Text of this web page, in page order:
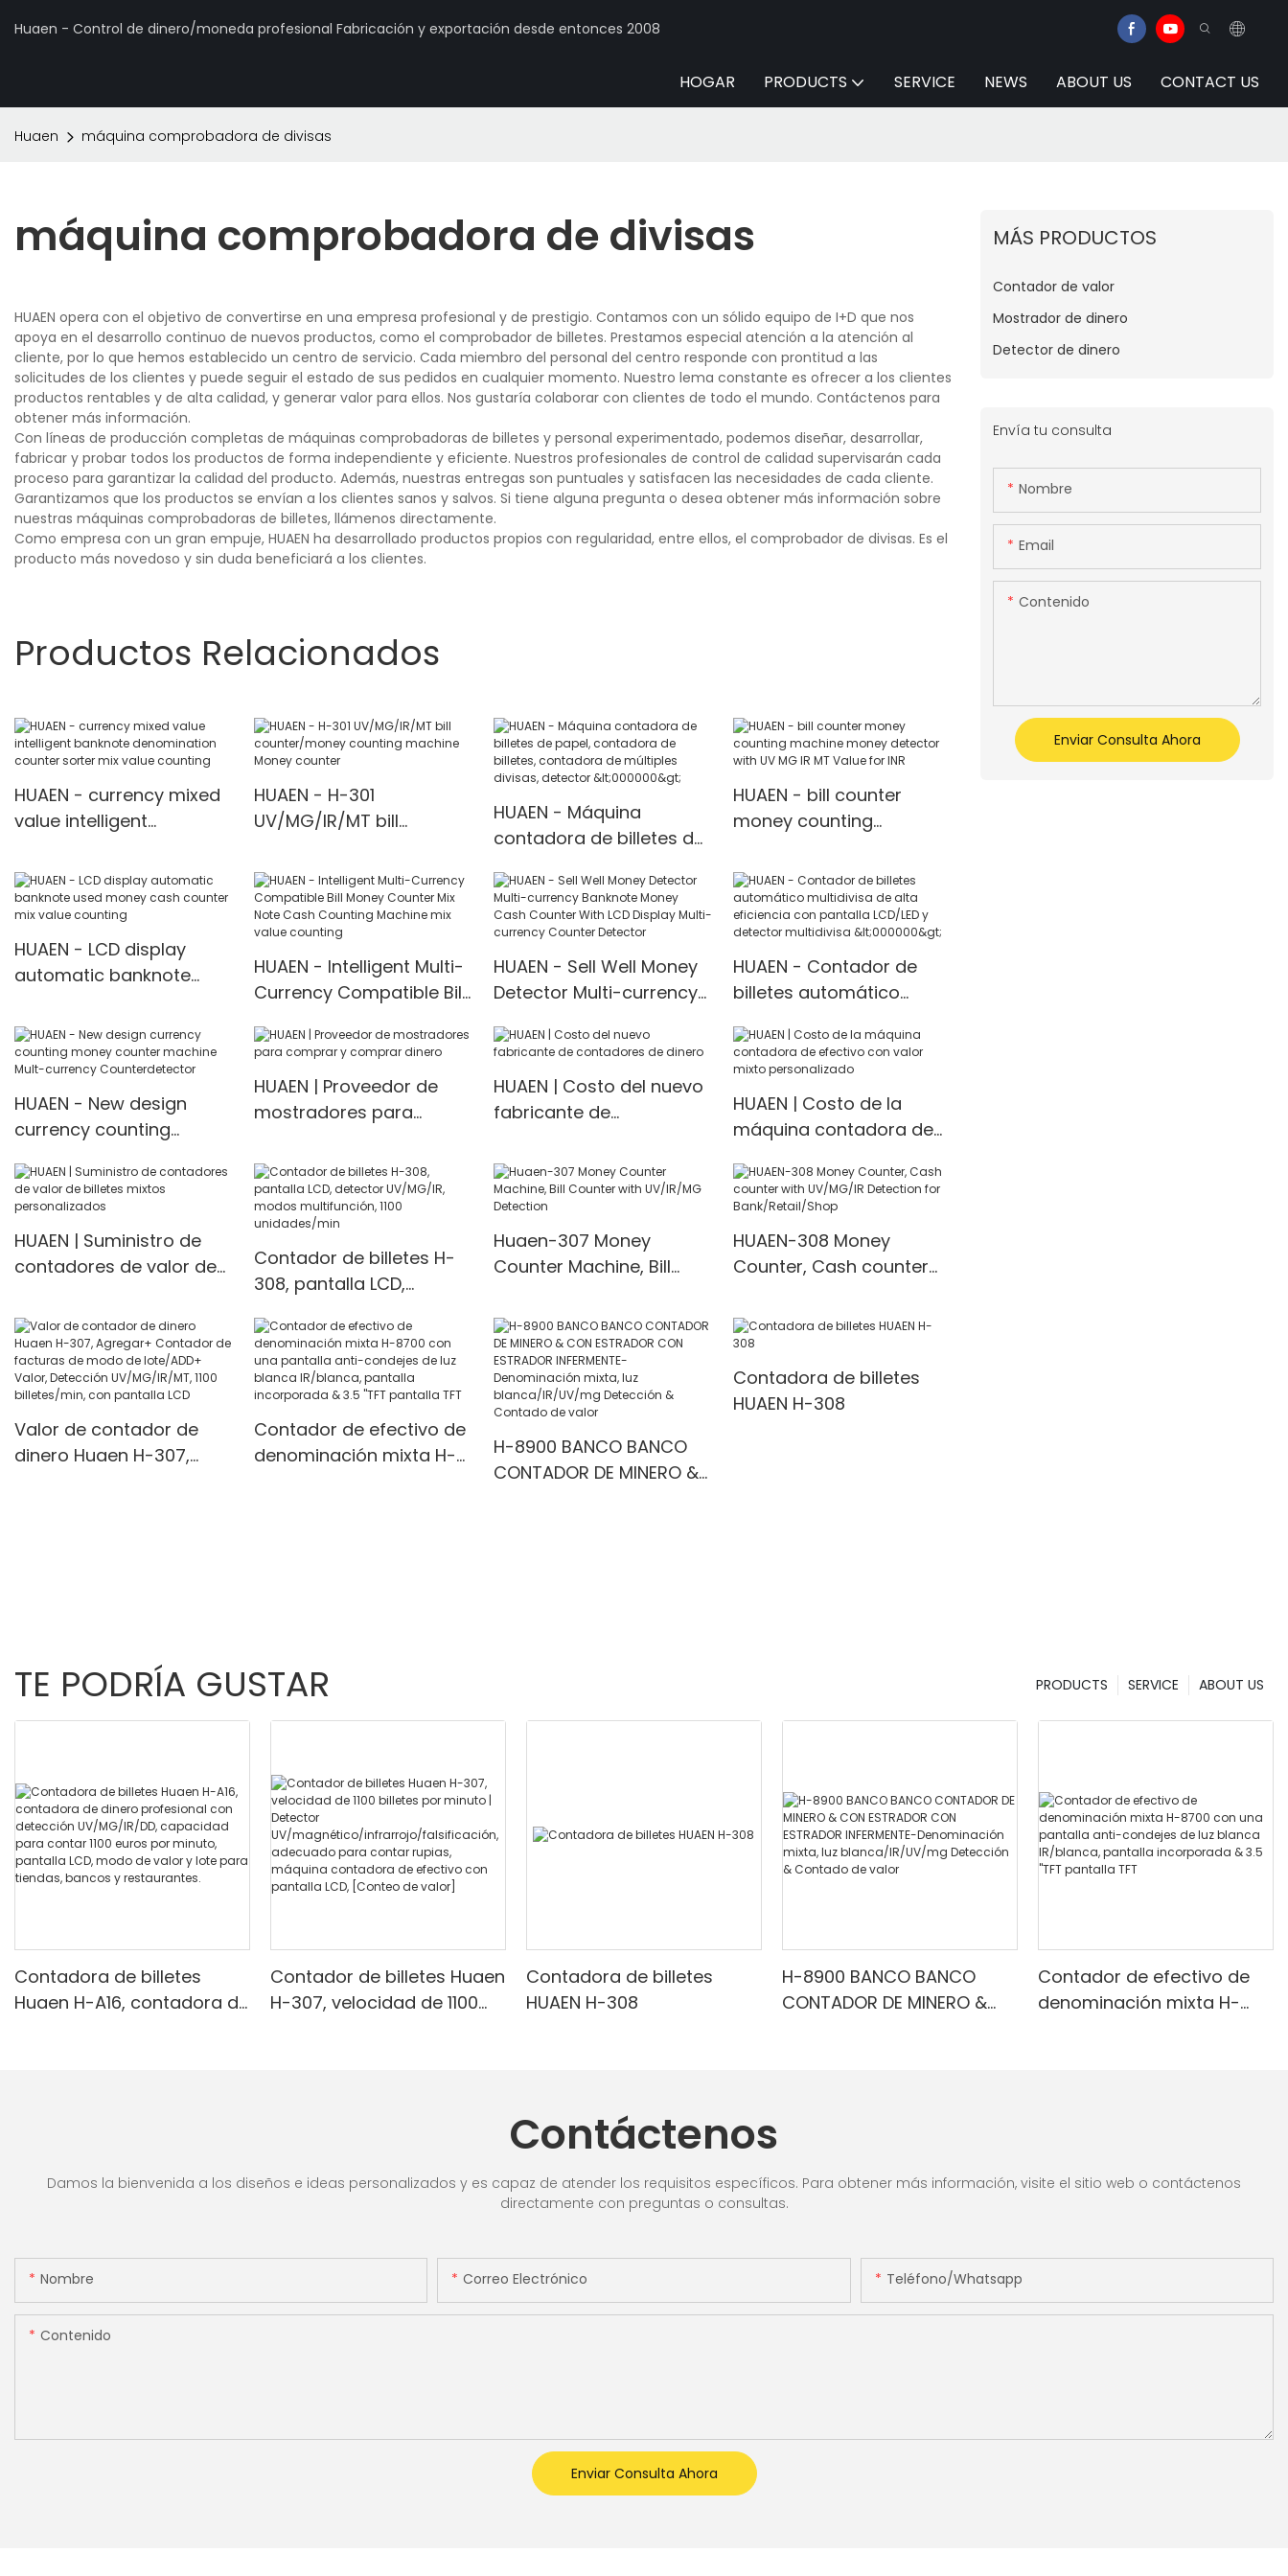
Huaen - Control de dinero/moneda profesional Fabricación y exportación desde entonces 2008
HOGAR PRODUCTS SERVICE NEWS ABOUT US CONTACT US
Huaen máquina comprobadora de divisas
máquina comprobadora de divisas
HUAEN opera con el objetivo de convertirse en una empresa profesional y de prestigio. Contamos con un sólido equipo de I+D que nos
apoya en el desarrollo continuo de nuevos productos, como el comprobador de billetes. Prestamos especial atención a la atención al
cliente, por lo que hemos establecido un centro de servicio. Cada miembro del personal del centro responde con prontitud a las
solicitudes de los clientes y puede seguir el estado de sus pedidos en cualquier momento. Nuestro lema constante es ofrecer a los clientes
productos rentables y de alta calidad, y generar valor para ellos. Nos gustaría colaborar con clientes de todo el mundo. Contáctenos para
obtener más información.
Con líneas de producción completas de máquinas comprobadoras de billetes y personal experimentado, podemos diseñar, desarrollar,
fabricar y probar todos los productos de forma independiente y eficiente. Nuestros profesionales de control de calidad supervisarán cada
proceso para garantizar la calidad del producto. Además, nuestras entregas son puntuales y satisfacen las necesidades de cada cliente.
Garantizamos que los productos se envían a los clientes sanos y salvos. Si tiene alguna pregunta o desea obtener más información sobre
nuestras máquinas comprobadoras de billetes, llámenos directamente.
Como empresa con un gran empuje, HUAEN ha desarrollado productos propios con regularidad, entre ellos, el comprobador de divisas. Es el
producto más novedoso y sin duda beneficiará a los clientes.
Productos Relacionados
HUAEN - currency mixed
value intelligent
counter sorter mix value
counting
HUAEN - H-301
UV/MG/IR/MT bill
machine Money counter
HUAEN - Máquina
contadora de billetes de
billetes, contadora de
múltiples divisas,
detector <000000>
HUAEN - bill counter
money counting
with UV MG IR MT Value
for INR
HUAEN - LCD display
automatic banknote
counter mix value
counting
HUAEN - Intelligent Multi-
Currency Compatible Bill
Cash Counting Machine
HUAEN - Sell Well Money
Detector Multi-currency
Counter With LCD Display
<000000> Detector
HUAEN - Contador de
billetes automático
eficiencia con pantalla
LCD/LED y detector
multidivisa <000000>
HUAEN - New design
currency counting
Mult-currency
Counter<000000>detect
or
HUAEN | Proveedor de
mostradores para
dinero
HUAEN | Costo del nuevo
fabricante de
HUAEN | Costo de la
máquina contadora de
personalizado
HUAEN | Suministro de
contadores de valor de
personalizados
Contador de billetes H-
308, pantalla LCD,
modos multifunción, 1100
unidades/min
Huaen-307 Money
Counter Machine, Bill
Detection
HUAEN-308 Money
Counter, Cash counter
for Bank/Retail/Shop
Valor de contador de
dinero Huaen H-307,
Contador de efectivo de
denominación mixta H-
H-8900 BANCO BANCO
CONTADOR DE MINERO &
Contadora de billetes
HUAEN H-308
MÁS PRODUCTOS
Contador de valor
Mostrador de dinero
Detector de dinero
Envía tu consulta
Nombre
Email
Contenido
Enviar Consulta Ahora
TE PODRÍA GUSTAR ABOUT US
SERVICE
PRODUCTS
Contadora de billetes
Huaen H-A16, contadora de
bancos y restaurantes.
Contador de billetes Huaen
H-307, velocidad de 1100
efectivo con pantalla LCD,
Contadora de billetes
HUAEN H-308
H-8900 BANCO BANCO
CONTADOR DE MINERO &
Contador de efectivo de
denominación mixta H-
Contáctenos
Damos la bienvenida a los diseños e ideas personalizados y es capaz de atender los requisitos específicos. Para obtener más información, visite el sitio web o contáctenos
directamente con preguntas o consultas.
Nombre Correo Electrónico Teléfono/whatsapp
Contenido
Enviar Consulta Ahora